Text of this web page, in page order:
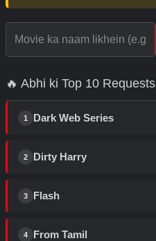
🔥 Abhi ki Top 10 Requests
1 Dark Web Series
2 Dirty Harry
3 Flash
4 From Tamil